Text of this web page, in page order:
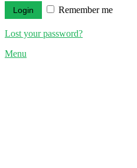
Remember me
Lost your password?
Menu